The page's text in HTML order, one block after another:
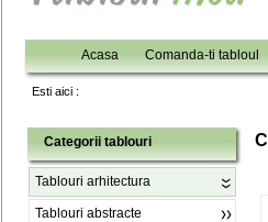
Acasa Comanda-ti tabloul
Esti aici :
Categorii tablouri
Tablouri arhitectura
Tablouri abstracte
C